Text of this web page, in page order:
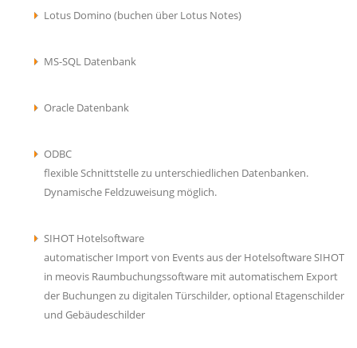
Lotus Domino (buchen über Lotus Notes)
MS-SQL Datenbank
Oracle Datenbank
ODBC
flexible Schnittstelle zu unterschiedlichen Datenbanken.
Dynamische Feldzuweisung möglich.
SIHOT Hotelsoftware
automatischer Import von Events aus der Hotelsoftware SIHOT
in meovis Raumbuchungssoftware mit automatischem Export
der Buchungen zu digitalen Türschilder, optional Etagenschilder
und Gebäudeschilder